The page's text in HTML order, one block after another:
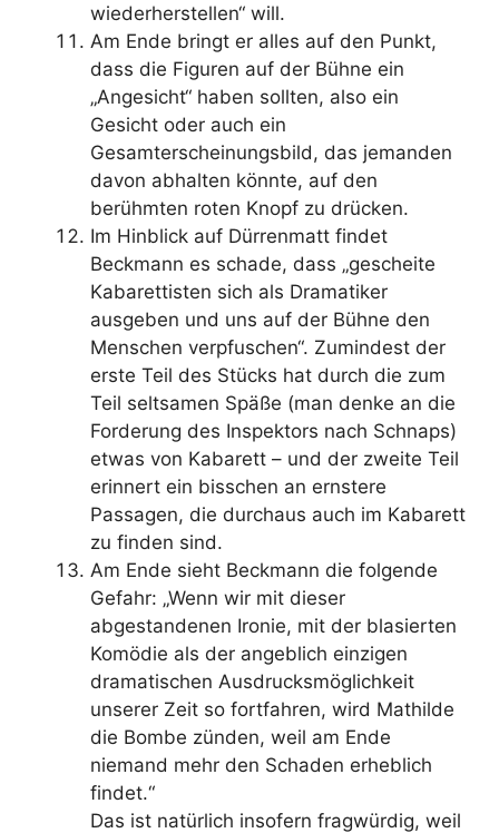
wiederherstellen“ will.
Am Ende bringt er alles auf den Punkt,
dass die Figuren auf der Bühne ein
„Angesicht“ haben sollten, also ein
Gesicht oder auch ein
Gesamterscheinungsbild, das jemanden
davon abhalten könnte, auf den
berühmten roten Knopf zu drücken.
Im Hinblick auf Dürrenmatt findet
Beckmann es schade, dass „gescheite
Kabarettisten sich als Dramatiker
ausgeben und uns auf der Bühne den
Menschen verpfuschen“. Zumindest der
erste Teil des Stücks hat durch die zum
Teil seltsamen Späße (man denke an die
Forderung des Inspektors nach Schnaps)
etwas von Kabarett – und der zweite Teil
erinnert ein bisschen an ernstere
Passagen, die durchaus auch im Kabarett
zu finden sind.
Am Ende sieht Beckmann die folgende
Gefahr: „Wenn wir mit dieser
abgestandenen Ironie, mit der blasierten
Komödie als der angeblich einzigen
dramatischen Ausdrucksmöglichkeit
unserer Zeit so fortfahren, wird Mathilde
die Bombe zünden, weil am Ende
niemand mehr den Schaden erheblich
findet.“
Das ist natürlich insofern fragwürdig, weil